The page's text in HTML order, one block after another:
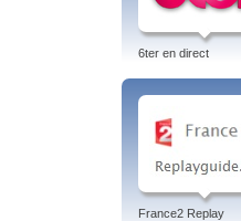
6ter en direct
France2 Replay